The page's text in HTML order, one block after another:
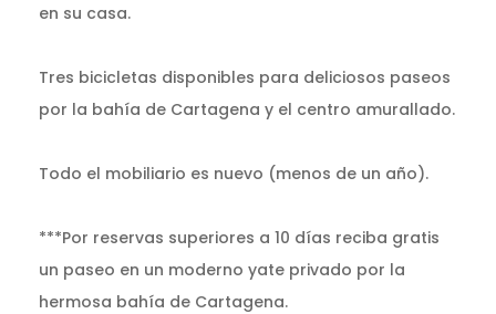
en su casa.
Tres bicicletas disponibles para deliciosos paseos
por la bahía de Cartagena y el centro amurallado.
Todo el mobiliario es nuevo (menos de un año).
***Por reservas superiores a 10 días reciba gratis
un paseo en un moderno yate privado por la
hermosa bahía de Cartagena.